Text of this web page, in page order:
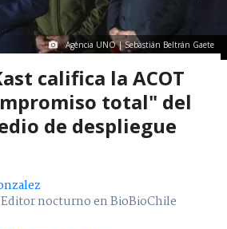
Agencia UNO | Sebastián Beltrán Gaete
califica la ACOT
total" del
de despliegue
nocturno en BioBioChile